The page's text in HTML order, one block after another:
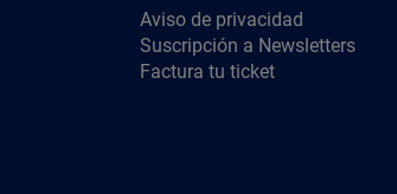
Aviso de privacidad
Suscripción a Newsletters
Factura tu ticket